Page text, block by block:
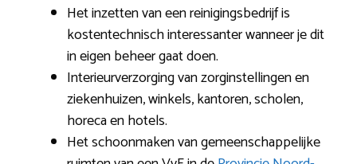
Het inzetten van een reinigingsbedrijf is
kostentechnisch interessanter wanneer je dit
in eigen beheer gaat doen.
Interieurverzorging van zorginstellingen en
ziekenhuizen, winkels, kantoren, scholen,
horeca en hotels.
Het schoonmaken van gemeenschappelijke